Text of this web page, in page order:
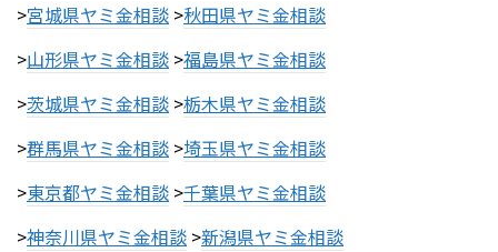
>宮城県ヤミ金相談 >秋田県ヤミ金相談
>山形県ヤミ金相談 >福島県ヤミ金相談
>茨城県ヤミ金相談 >栃木県ヤミ金相談
>群馬県ヤミ金相談 >埼玉県ヤミ金相談
>東京都ヤミ金相談 >千葉県ヤミ金相談
>神奈川県ヤミ金相談 >新潟県ヤミ金相談